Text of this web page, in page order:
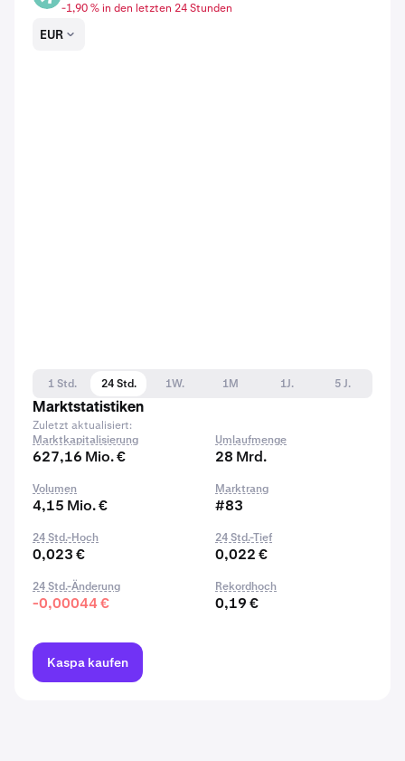
-1,90 % in den letzten 24 Stunden
EUR
1 Std. 24 Std. 1W. 1M 1J.
5 J.
Marktstatistiken
Zuletzt aktualisiert:
Marktkapitalisierung
627,16 Mio. €
Umlaufmenge
28 Mrd.
Volumen
4,15 Mio. €
Marktrang
#83
24 Std.-Hoch
0,023 €
24 Std.-Tief
0,022 €
24 Std.-Änderung
-0,00044 €
Rekordhoch
0,19 €
Kaspa kaufen